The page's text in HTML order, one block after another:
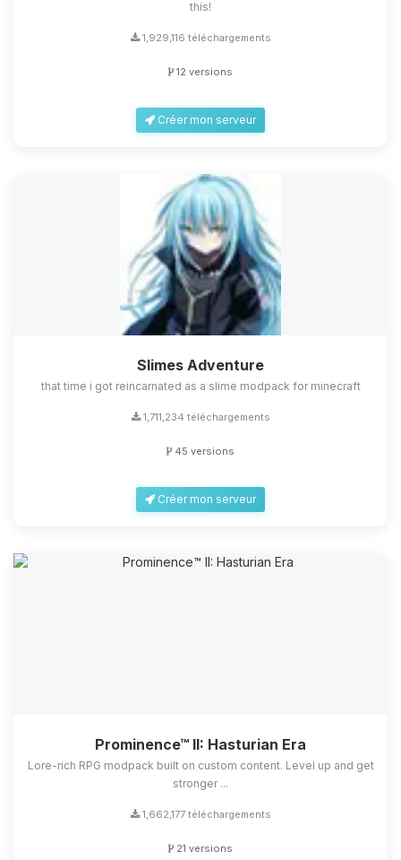
this!
1,929,116 téléchargements
12 versions
Créer mon serveur
Slimes Adventure
that time i got reincarnated as a slime modpack for minecraft
1,711,234 téléchargements
45 versions
Créer mon serveur
Prominence™ II: Hasturian Era
Lore-rich RPG modpack built on custom content. Level up and get
stronger ...
1,662,177 téléchargements
21 versions